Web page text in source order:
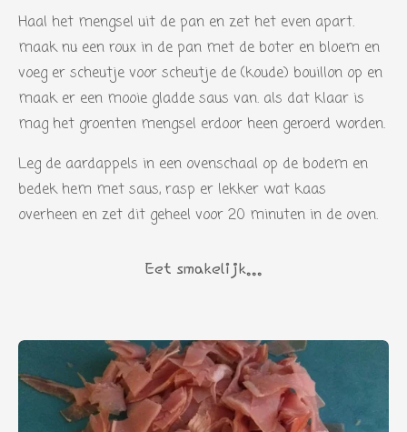
Haal het mengsel uit de pan en zet het even apart.
maak nu een roux in de pan met de boter en bloem en
voeg er scheutje voor scheutje de (koude) bouillon op en
maak er een mooie gladde saus van. als dat klaar is
mag het groenten mengsel erdoor heen geroerd worden.
Leg de aardappels in een ovenschaal op de bodem en
bedek hem met saus, rasp er lekker wat kaas
overheen en zet dit geheel voor 20 minuten in de oven.
Eet smakelijk...